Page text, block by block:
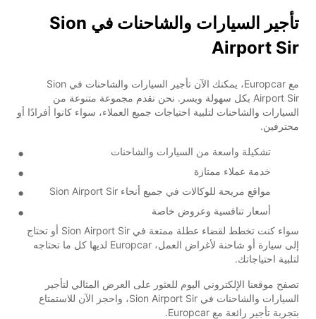
تأجير السيارات والشاحنات في Sion
Airport Sir
مع Europcar، يمكنك الآن تأجير السيارات والشاحنات في Sion
Airport Sir بكل سهولة ويسر. نحن نقدم مجموعة متنوعة من
السيارات والشاحنات لتلبية احتياجات جميع العملاء، سواء كانوا أفرادًا أو
محترفين.
تشكيلة واسعة من السيارات والشاحنات
خدمة عملاء ممتازة
مواقع مريحة للوكالات في جميع أنحاء Sion Airport Sir
أسعار تنافسية وعروض خاصة
سواء كنت تخطط لقضاء عطلة ممتعة في Sion Airport Sir أو تحتاج
إلى سيارة أو شاحنة لأغراض العمل، Europcar لديها كل ما تحتاجه
لتلبية احتياجاتك.
تصفح موقعنا الإلكتروني اليوم للعثور على العرض المثالي لتأجير
السيارات والشاحنات في Sion Airport Sir، واحجز الآن للاستمتاع
بتجربة تأجير رائعة مع Europcar.